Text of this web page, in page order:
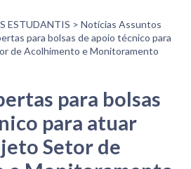
ESTUDANTIS > Notícias Assuntos
para bolsas de apoio técnico para
de Acolhimento e Monitoramento
para bolsas
para atuar
Setor de